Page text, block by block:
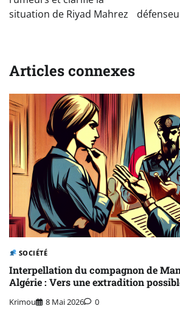
situation de Riyad Mahrez
Articles connexes
SOCIÉTÉ
Interpellation du compagnon de
Algérie : Vers une extradition
Krimou 8 Mai 2026 0